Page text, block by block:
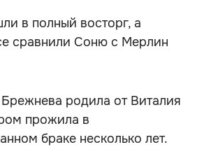
в полный восторг, а
сравнили Соню с Мерлин
родила от Виталия
прожила в
браке несколько лет.